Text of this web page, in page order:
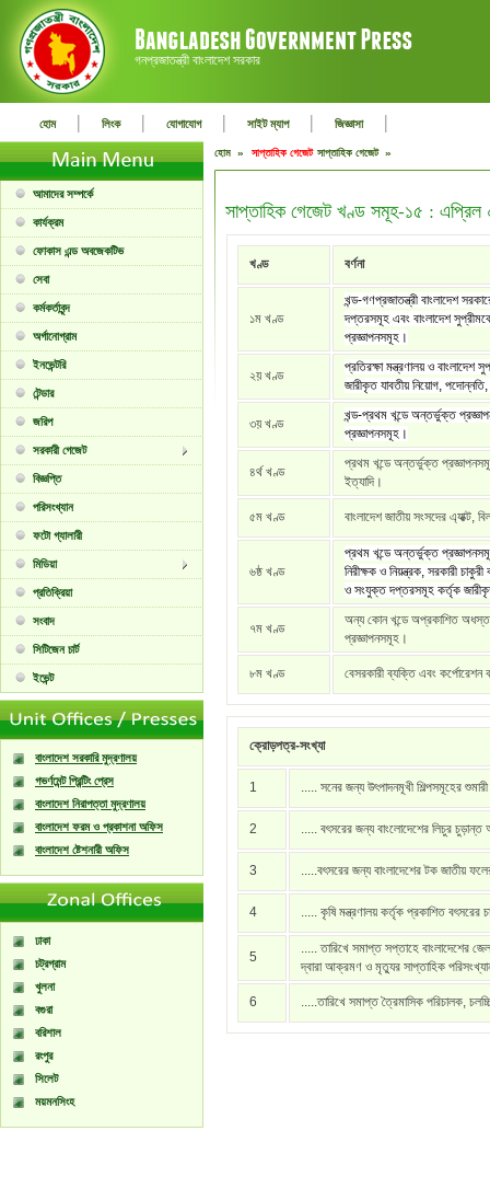
গনপ্রজাতন্ত্রী বাংলাদেশ সরকার
হোম | লিংক | যোগাযোগ | সাইট ম্যাপ | জিজ্ঞাসা |
আমাদের সম্পর্কে
কার্যক্রম
ফোকাস এন্ড অবজেকটিভ
সেবা
কর্মকর্তাবৃন্দ
অর্গানোগ্রাম
ইনভেন্টরি
টেন্ডার
জরিপ
সরকারী গেজেট
বিজ্ঞপ্তি
পরিসংখ্যান
ফটো গ্যালারী
মিডিয়া
প্রতিক্রিয়া
সংবাদ
সিটিজেন চার্ট
ইভেন্ট
বাংলাদেশ সরকারি মুদ্রণালয়
গভর্ণমেন্ট প্রিন্টিং প্রেস
বাংলাদেশ নিরাপত্তা মুদ্রণালয়
বাংলাদেশ ফরম ও প্রকাশনা অফিস
বাংলাদেশ ষ্টেশনারী অফিস
ঢাকা
চট্রগ্রাম
খুলনা
বগুরা
বরিশাল
রংপুর
সিলেট
ময়মনসিংহ
হোম » সাপ্তাহিক গেজেট সাপ্তাহিক গেজেট »
সাপ্তাহিক গেজেট খণ্ড সমূহ-১৫ :
খণ্ড বর্ণনা
১ম খণ্ড
খন্ড-গণপ্রজাতন্ত্রী বাংলাদেশ
দপ্তরসমূহ এবং বাংলাদেশ
প্রজ্ঞাপনসমূহ।
২য় খণ্ড
প্রতিরক্ষা মন্ত্রণালয় ও বাংলাদেশ
জারীকৃত যাবতীয় নিয়োগ,
৩য় খণ্ড
খন্ড-প্রথম খন্ডে অন্তর্ভুক্ত
প্রজ্ঞাপনসমূহ।
৪র্থ খণ্ড
প্রথম খন্ডে অন্তর্ভুক্ত
ইত্যাদি।
৫ম খণ্ড বাংলাদেশ জাতীয় সংসদের এ্যাক্ট,
৬ষ্ঠ খণ্ড
প্রথম খন্ডে অন্তর্ভুক্ত
নিরীক্ষক ও নিয়ন্ত্রক, সরকারী
ও সংযুক্ত দপ্তরসমূহ কর্তৃক
৭ম খণ্ড
অন্য কোন খন্ডে অপ্রকাশিত
প্রজ্ঞাপনসমূহ।
৮ম খণ্ড বেসরকারী ব্যক্তি এবং কর্পোরেশন
ক্রোড়পত্র-সংখ্যা
1 ..... সনের জন্য উৎপাদনমূখী শিল্পসমূহের
2 ..... বৎসরের জন্য বাংলোদেশের লিচুর চুড়ান্ত
3 .....বৎসরের জন্য বাংলাদেশের টক জাতীয়
4 ..... কৃষি মন্ত্রণালয় কর্তৃক প্রকাশিত বৎসরের
5
..... তারিখে সমাপ্ত সপ্তাহে বাংলাদেশের
দ্বারা আক্রমণ ও মৃত্যুর সাপ্তাহিক
6 .....তারিখে সমাপ্ত ত্রৈমাসিক পরিচালক,